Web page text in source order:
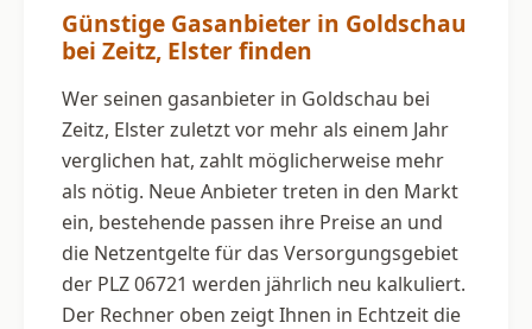
Günstige Gasanbieter in Goldschau
bei Zeitz, Elster finden
Wer seinen gasanbieter in Goldschau bei
Zeitz, Elster zuletzt vor mehr als einem Jahr
verglichen hat, zahlt möglicherweise mehr
als nötig. Neue Anbieter treten in den Markt
ein, bestehende passen ihre Preise an und
die Netzentgelte für das Versorgungsgebiet
der PLZ 06721 werden jährlich neu kalkuliert.
Der Rechner oben zeigt Ihnen in Echtzeit die